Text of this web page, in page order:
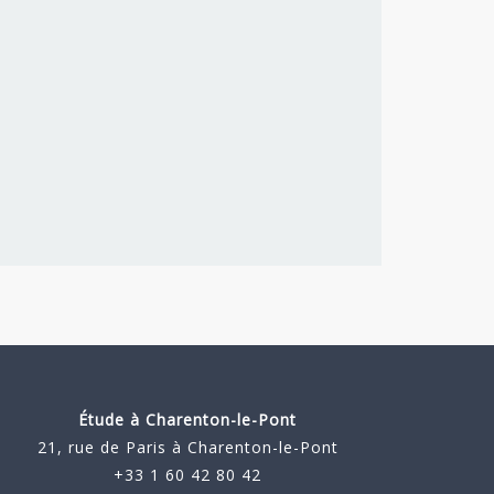
Étude àCharenton-le-Pont
21, rue de Paris à Charenton-le-Pont
+33 1 60 42 80 42